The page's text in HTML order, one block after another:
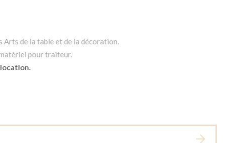
Arts de la table et de la décoration.
pour traiteur.